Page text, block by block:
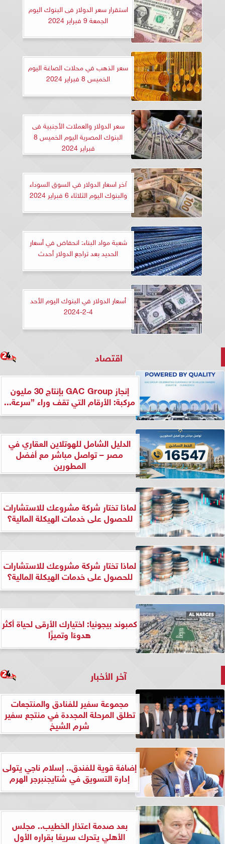
استقرار سعر الدولار فى البنوك اليوم
الجمعة 9 فبراير 2024
سعر الذهب في محلات الصاغة اليوم
الخميس 8 فبراير 2024
سعر الدولار والعملات الأجنبية فى
البنوك المصرية اليوم الخميس 8
فبراير 2024
آخر اسعار الدولار في السوق السوداء
والبنوك اليوم الثلاثاء 6 فبراير 2024
شعبة مواد البناء: انحفاض في أسعار
الحديد بعد تراجع الدولار أحدث
أسعار الدولار في البنوك اليوم الأحد
4-2-2024
اقتصاد
إنجاز GAC Group بإنتاج 30 مليون
مركبة: الأرقام التي تقف وراء ”سرعة...
الدليل الشامل للهوتلاين العقاري في
مصر – تواصل مباشر مع أفضل
المطورين
لماذا تختار شركة مشروعك للاستشارات
للحصول على خدمات الهيكلة المالية؟
لماذا تختار شركة مشروعك للاستشارات
للحصول على خدمات الهيكلة المالية؟
كمبوند بيجونيا: اختيارك الأرقى لحياة أكثر
هدوءًا وتميزًا
آخر الأخبار
مجموعة سفير للفنادق والمنتجعات
تطلق المرحلة المجددة في منتجع سفير
شرم الشيخ
إضافة قوية للفندق.. إسلام ناجي يتولى
إدارة التسويق في شتايجنبرجر الهرم
بعد صدمة اعتذار الخطيب.. مجلس
الأهلي يتحرك سريعًا بقراره الأول